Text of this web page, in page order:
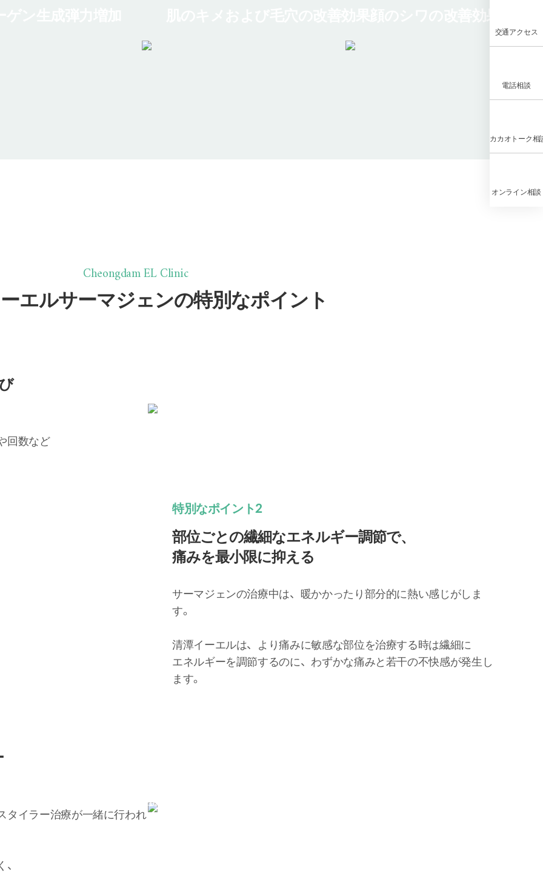
Cheongdam EL Clinic
エルサーマジェンの特別なポイント
回数など
特別なポイント2
部位ごとの繊細なエネルギー調節で、
痛みを最小限に抑える
サーマジェンの治療中は、暖かかったり部分的に熱い感じがしま
す。
清潭イーエルは、より痛みに敏感な部位を治療する時は繊細に
エネルギーを調節するのに、わずかな痛みと若干の不快感が発生し
ます。
タイラー治療が一緒に行われ
VISIA
交通アクセス
電話相談
カカオトーク相
オンライン相談